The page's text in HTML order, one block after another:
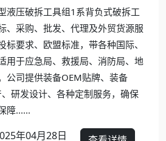
液压破拆工具组1系背负式破拆工
、采购、批发、代理及外贸货源服
标要求、欧盟标准，带各种国际、
用于应急局、救援局、消防局、地
公司提供装备OEM贴牌、装备
研发设计、各种定制服务，确保
障......
年04月28日